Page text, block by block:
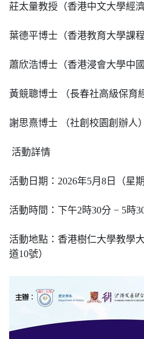
莊太量教授（香港中文大學經
葉德平博士（香港教育大學課
蕭欣浩博士（香港浸會大學中
黃競聰博士 （長春社高級保育
謝思熹博士 （社創校園創辦人）
活動詳情
活動 日 期： 2026年5月 8 日 （星
活動時間：下午2時30分 − 5時
活動地點： 香港樹仁大學教學大
道10號）